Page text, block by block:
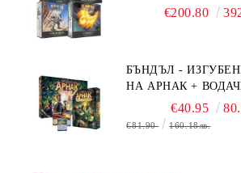
BOARD GAME
€200.80
БЪНДЪЛ -
НА АРНАК + ВОДАЧИ НА
ЕКСПЕДИЦИИ +
БЕЗПЛАТНО
€40.95
€81.90 160.18лв.